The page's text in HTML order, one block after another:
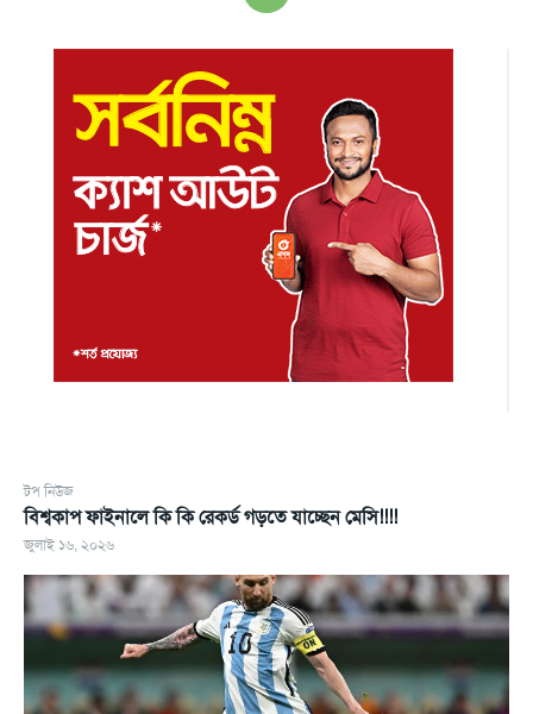
টপ নিউজ
বিশ্বকাপ ফাইনালে কি কি রেকর্ড গড়তে যাচ্ছেন মেসি!!!!
জুলাই ১৬, ২০২৬